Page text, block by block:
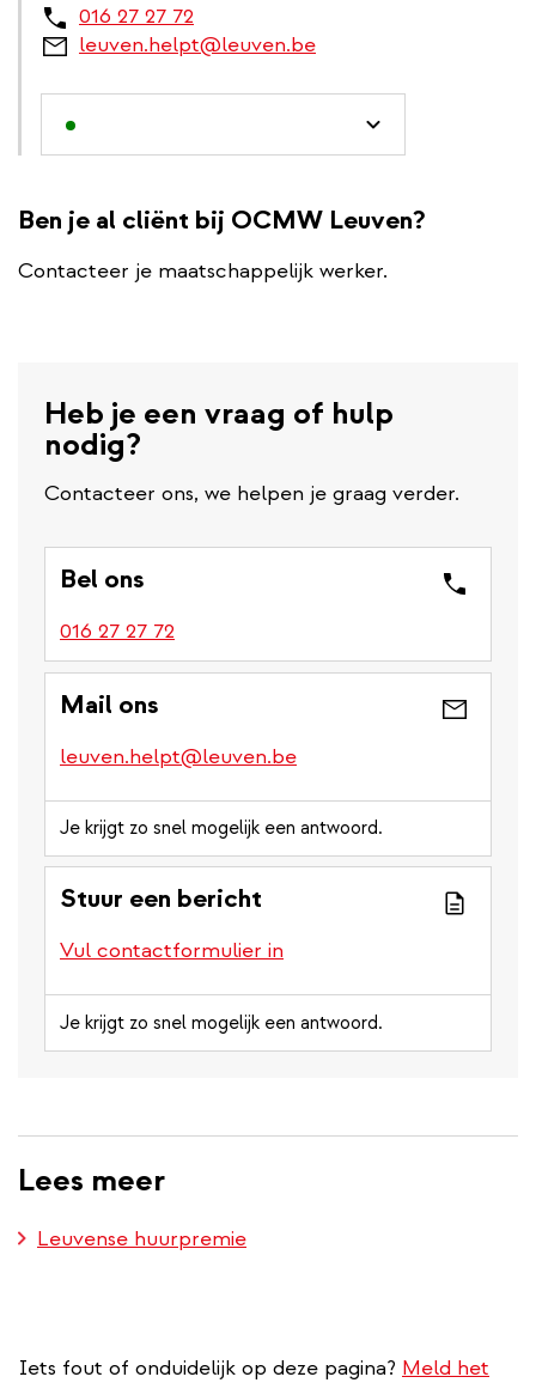
016 27 27 72
leuven.helpt@leuven.be
Ben je al cliënt bij OCMW Leuven?
Contacteer je maatschappelijk werker.
Heb je een vraag of hulp
nodig?
Contacteer ons, we helpen je graag verder.
Bel ons
016 27 27 72
Mail ons
leuven.helpt@leuven.be
Je krijgt zo snel mogelijk een antwoord.
Stuur een bericht
Vul contactformulier in
Je krijgt zo snel mogelijk een antwoord.
Lees meer
Leuvense huurpremie
Iets fout of onduidelijk op deze pagina? Meld het